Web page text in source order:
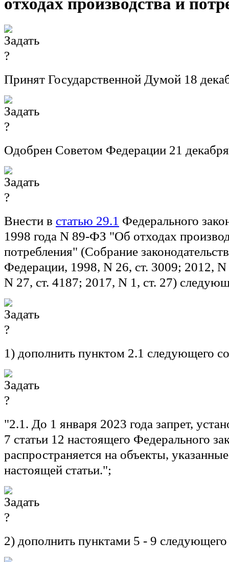
Принят Государственной Думой 18
Одобрен Советом Федерации 21
Внести в статью 29.1 Федерального
1998 года N 89-ФЗ "Об отходах
потребления" (Собрание
Федерации, 1998, N 26, ст. 3009; 2012,
N 27, ст. 4187; 2017, N 1, ст. 27)
1) дополнить пунктом 2.1 следующего
"2.1. До 1 января 2023 года запрет,
7 статьи 12 настоящего Федерального
распространяется на объекты,
настоящей статьи.";
2) дополнить пунктами 5 - 9